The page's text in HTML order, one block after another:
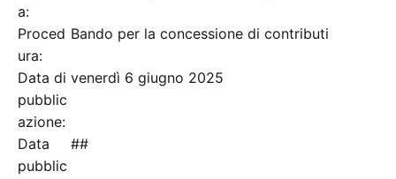
a:
Proced
ura:
Bando per la concessione di contributi
Data di
pubblic
azione:
venerdì 6 giugno 2025
Data
pubblic
##